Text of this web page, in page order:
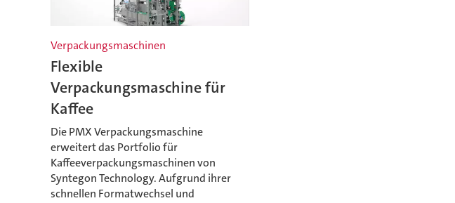
Verpackungsmaschinen
Flexible
Verpackungsmaschine für
Kaffee
Die PMX Verpackungsmaschine
erweitert das Portfolio für
Kaffeeverpackungsmaschinen von
Syntegon Technology. Aufgrund ihrer
schnellen Formatwechsel und